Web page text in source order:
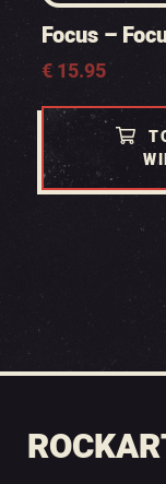
Focus –
€15.95